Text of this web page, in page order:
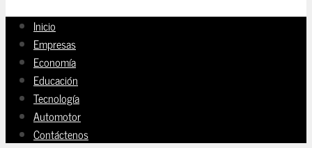
Inicio
Empresas
Economía
Educación
Tecnología
Automotor
Contáctenos